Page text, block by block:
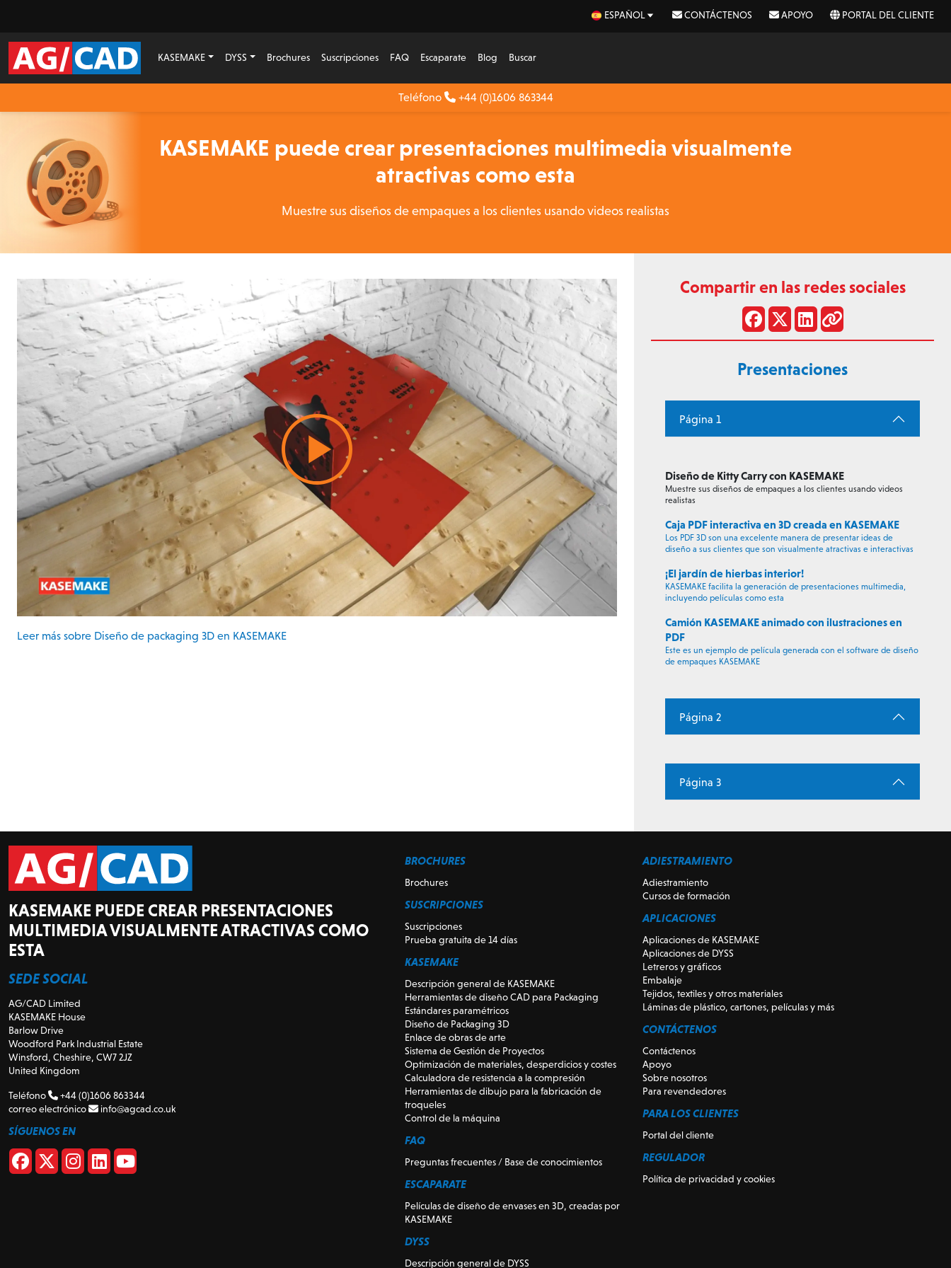
ESPAÑOL CONTÁCTENOS APOYO PORTAL DEL CLIENTE
KASEMAKE DYSS Brochures Suscripciones FAQ Escaparate Blog Buscar
Teléfono +44 (0)1606 863344
KASEMAKE puede crear presentaciones multimedia visualmente
atractivas como esta
Muestre sus diseños de empaques a los clientes usando videos realistas
Leer más sobre Diseño de packaging 3D en KASEMAKE
Compartir en las redes sociales
Presentaciones
Página 1
Diseño de Kitty Carry con KASEMAKE
Muestre sus diseños de empaques a los clientes usando videos
realistas
Caja PDF interactiva en 3D creada en KASEMAKE
Los PDF 3D son una excelente manera de presentar ideas de
diseño a sus clientes que son visualmente atractivas e interactivas
¡El jardín de hierbas interior!
KASEMAKE facilita la generación de presentaciones multimedia,
incluyendo películas como esta
Camión KASEMAKE animado con ilustraciones en
PDF
Este es un ejemplo de película generada con el software de diseño
de empaques KASEMAKE
Página 2
Página 3
KASEMAKE PUEDE CREAR PRESENTACIONES
MULTIMEDIA VISUALMENTE ATRACTIVAS COMO
ESTA
SEDE SOCIAL
AG/CAD Limited
KASEMAKE House
Barlow Drive
Woodford Park Industrial Estate
Winsford, Cheshire, CW7 2JZ
United Kingdom
Teléfono
+44 (0)1606 863344
correo electrónico
info@agcad.co.uk
SÍGUENOS EN
BROCHURES
Brochures
SUSCRIPCIONES
Suscripciones
Prueba gratuita de 14 días
KASEMAKE
Descripción general de KASEMAKE
Herramientas de diseño CAD para Packaging
Estándares paramétricos
Diseño de Packaging 3D
Enlace de obras de arte
Sistema de Gestión de Proyectos
Optimización de materiales, desperdicios y costes
Calculadora de resistencia a la compresión
Herramientas de dibujo para la fabricación de
troqueles
Control de la máquina
FAQ
Preguntas frecuentes / Base de conocimientos
ESCAPARATE
Películas de diseño de envases en 3D, creadas por
KASEMAKE
DYSS
Descripción general de DYSS
ADIESTRAMIENTO
Adiestramiento
Cursos de formación
APLICACIONES
Aplicaciones de KASEMAKE
Aplicaciones de DYSS
Letreros y gráficos
Embalaje
Tejidos, textiles y otros materiales
Láminas de plástico, cartones, películas y más
CONTÁCTENOS
Contáctenos
Apoyo
Sobre nosotros
Para revendedores
PARA LOS CLIENTES
Portal del cliente
REGULADOR
Política de privacidad y cookies